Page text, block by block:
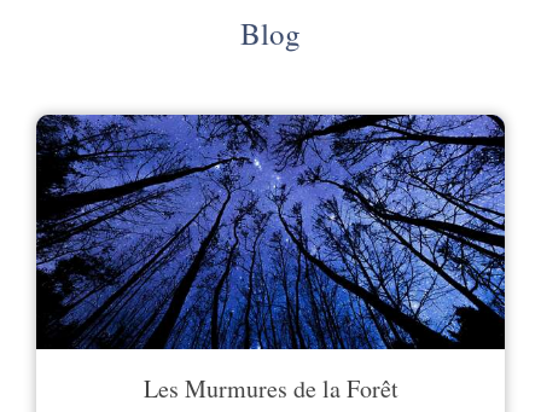
Blog
Les Murmures de la Forêt